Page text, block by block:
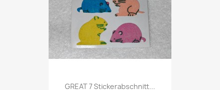
GREAT 7 Stickerabschnitt...